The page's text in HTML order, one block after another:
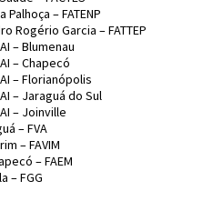
– FATENP
Rogério Garcia – FATTEP
– Blumenau
– Chapecó
– Florianópolis
– Jaraguá do Sul
– Joinville
– FVA
– FAVIM
– FAEM
– FGG